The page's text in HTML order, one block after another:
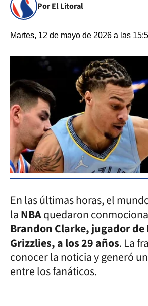
Por El Litoral
Martes, 12 de mayo de 2026 a las
En las últimas horas, el
laNBAquedaron
Brandon Clarke, jugador de
Grizzlies, a los 29 años. La
conocer la noticia y generó
entre los fanáticos.